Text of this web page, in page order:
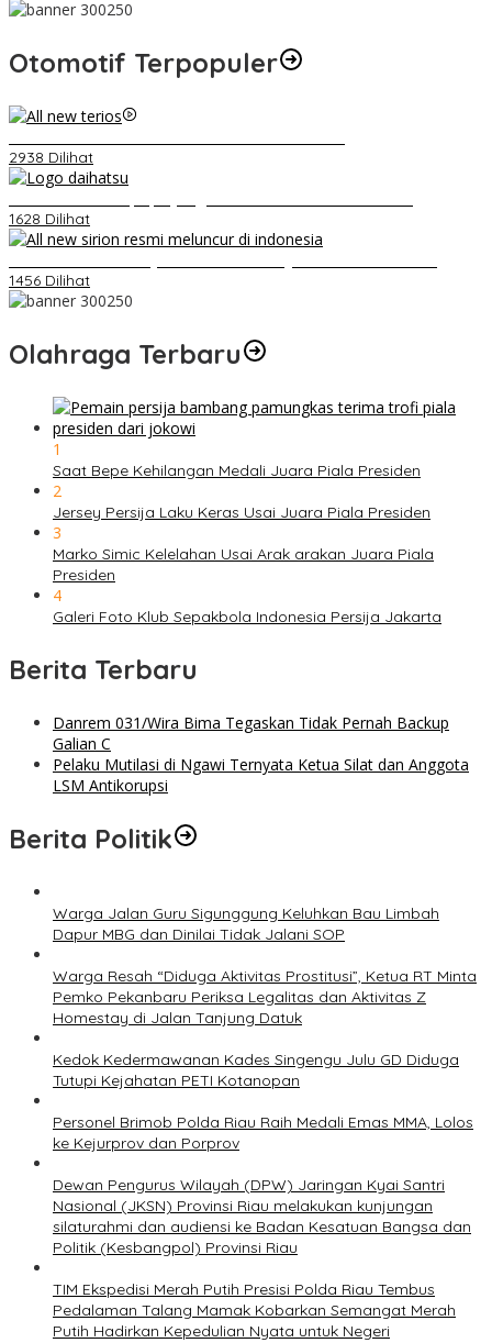
Otomotif Terpopuler
2938 Dilihat
1628 Dilihat
1456 Dilihat
Olahraga Terbaru
1
Saat Bepe Kehilangan Medali Juara Piala Presiden
2
Jersey Persija Laku Keras Usai Juara Piala Presiden
3
Marko Simic Kelelahan Usai Arak arakan Juara Piala
Presiden
4
Galeri Foto Klub Sepakbola Indonesia Persija Jakarta
Berita Terbaru
Danrem 031/Wira Bima Tegaskan Tidak Pernah Backup
Galian C
Pelaku Mutilasi di Ngawi Ternyata Ketua Silat dan Anggota
LSM Antikorupsi
Berita Politik
Warga Jalan Guru Sigunggung Keluhkan Bau Limbah
Dapur MBG dan Dinilai Tidak Jalani SOP
Warga Resah “Diduga Aktivitas Prostitusi”, Ketua RT Minta
Pemko Pekanbaru Periksa Legalitas dan Aktivitas Z
Homestay di Jalan Tanjung Datuk
Kedok Kedermawanan Kades Singengu Julu GD Diduga
Tutupi Kejahatan PETI Kotanopan
Personel Brimob Polda Riau Raih Medali Emas MMA, Lolos
ke Kejurprov dan Porprov
Dewan Pengurus Wilayah (DPW) Jaringan Kyai Santri
Nasional (JKSN) Provinsi Riau melakukan kunjungan
silaturahmi dan audiensi ke Badan Kesatuan Bangsa dan
Politik (Kesbangpol) Provinsi Riau
TIM Ekspedisi Merah Putih Presisi Polda Riau Tembus
Pedalaman Talang Mamak Kobarkan Semangat Merah
Putih Hadirkan Kepedulian Nyata untuk Negeri